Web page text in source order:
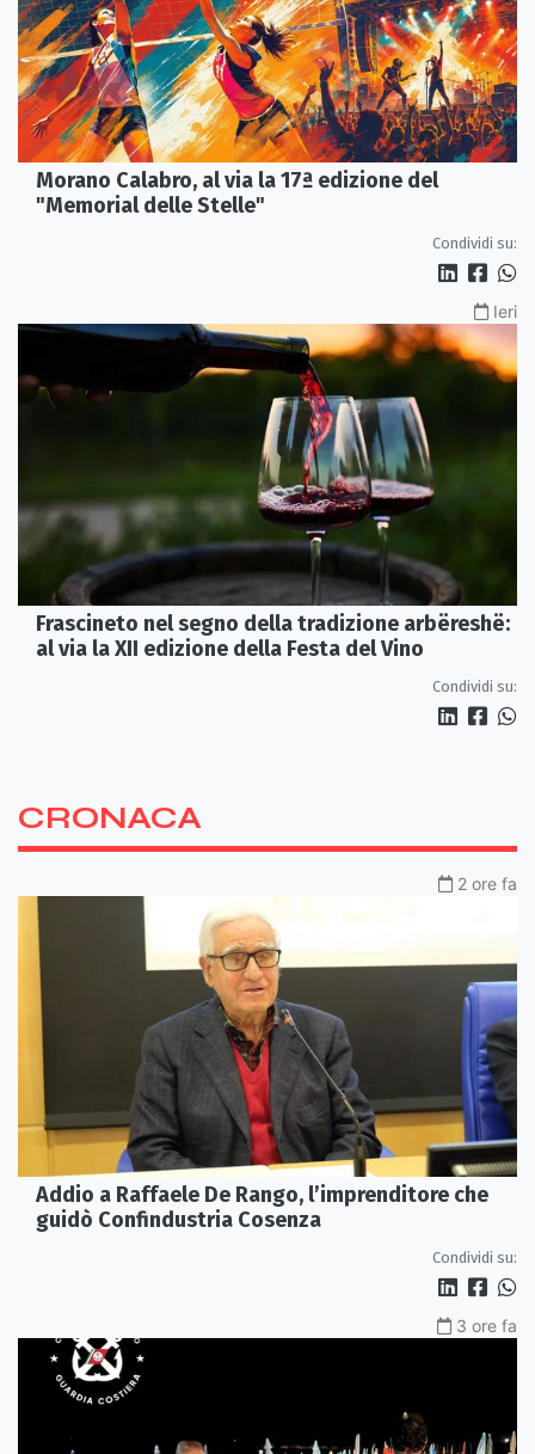
Morano Calabro, al via la 17ª edizione del
"Memorial delle Stelle"
Condividi su:
Ieri
Frascineto nel segno della tradizione arbëreshë:
al via la XII edizione della Festa del Vino
Condividi su:
CRONACA
2 ore fa
Addio a Raffaele De Rango, l’imprenditore che
guidò Confindustria Cosenza
Condividi su:
3 ore fa